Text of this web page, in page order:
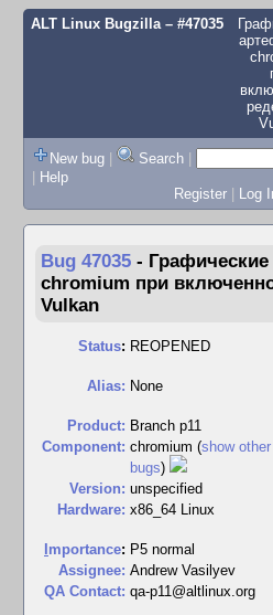
ALT Linux Bugzilla– #47035
New bug | Search |
| Help
Register | Log
Bug 47035 -
chromium при
Vulkan
Status: REOPENED
Alias: None
Product: Branch p11
Component: chromium (show other
bugs)
Version: unspecified
Hardware: x86_64 Linux
mportance: P5 normal
Assignee: Andrew Vasilyev
QA Contact: qa-p11@altlinux.org